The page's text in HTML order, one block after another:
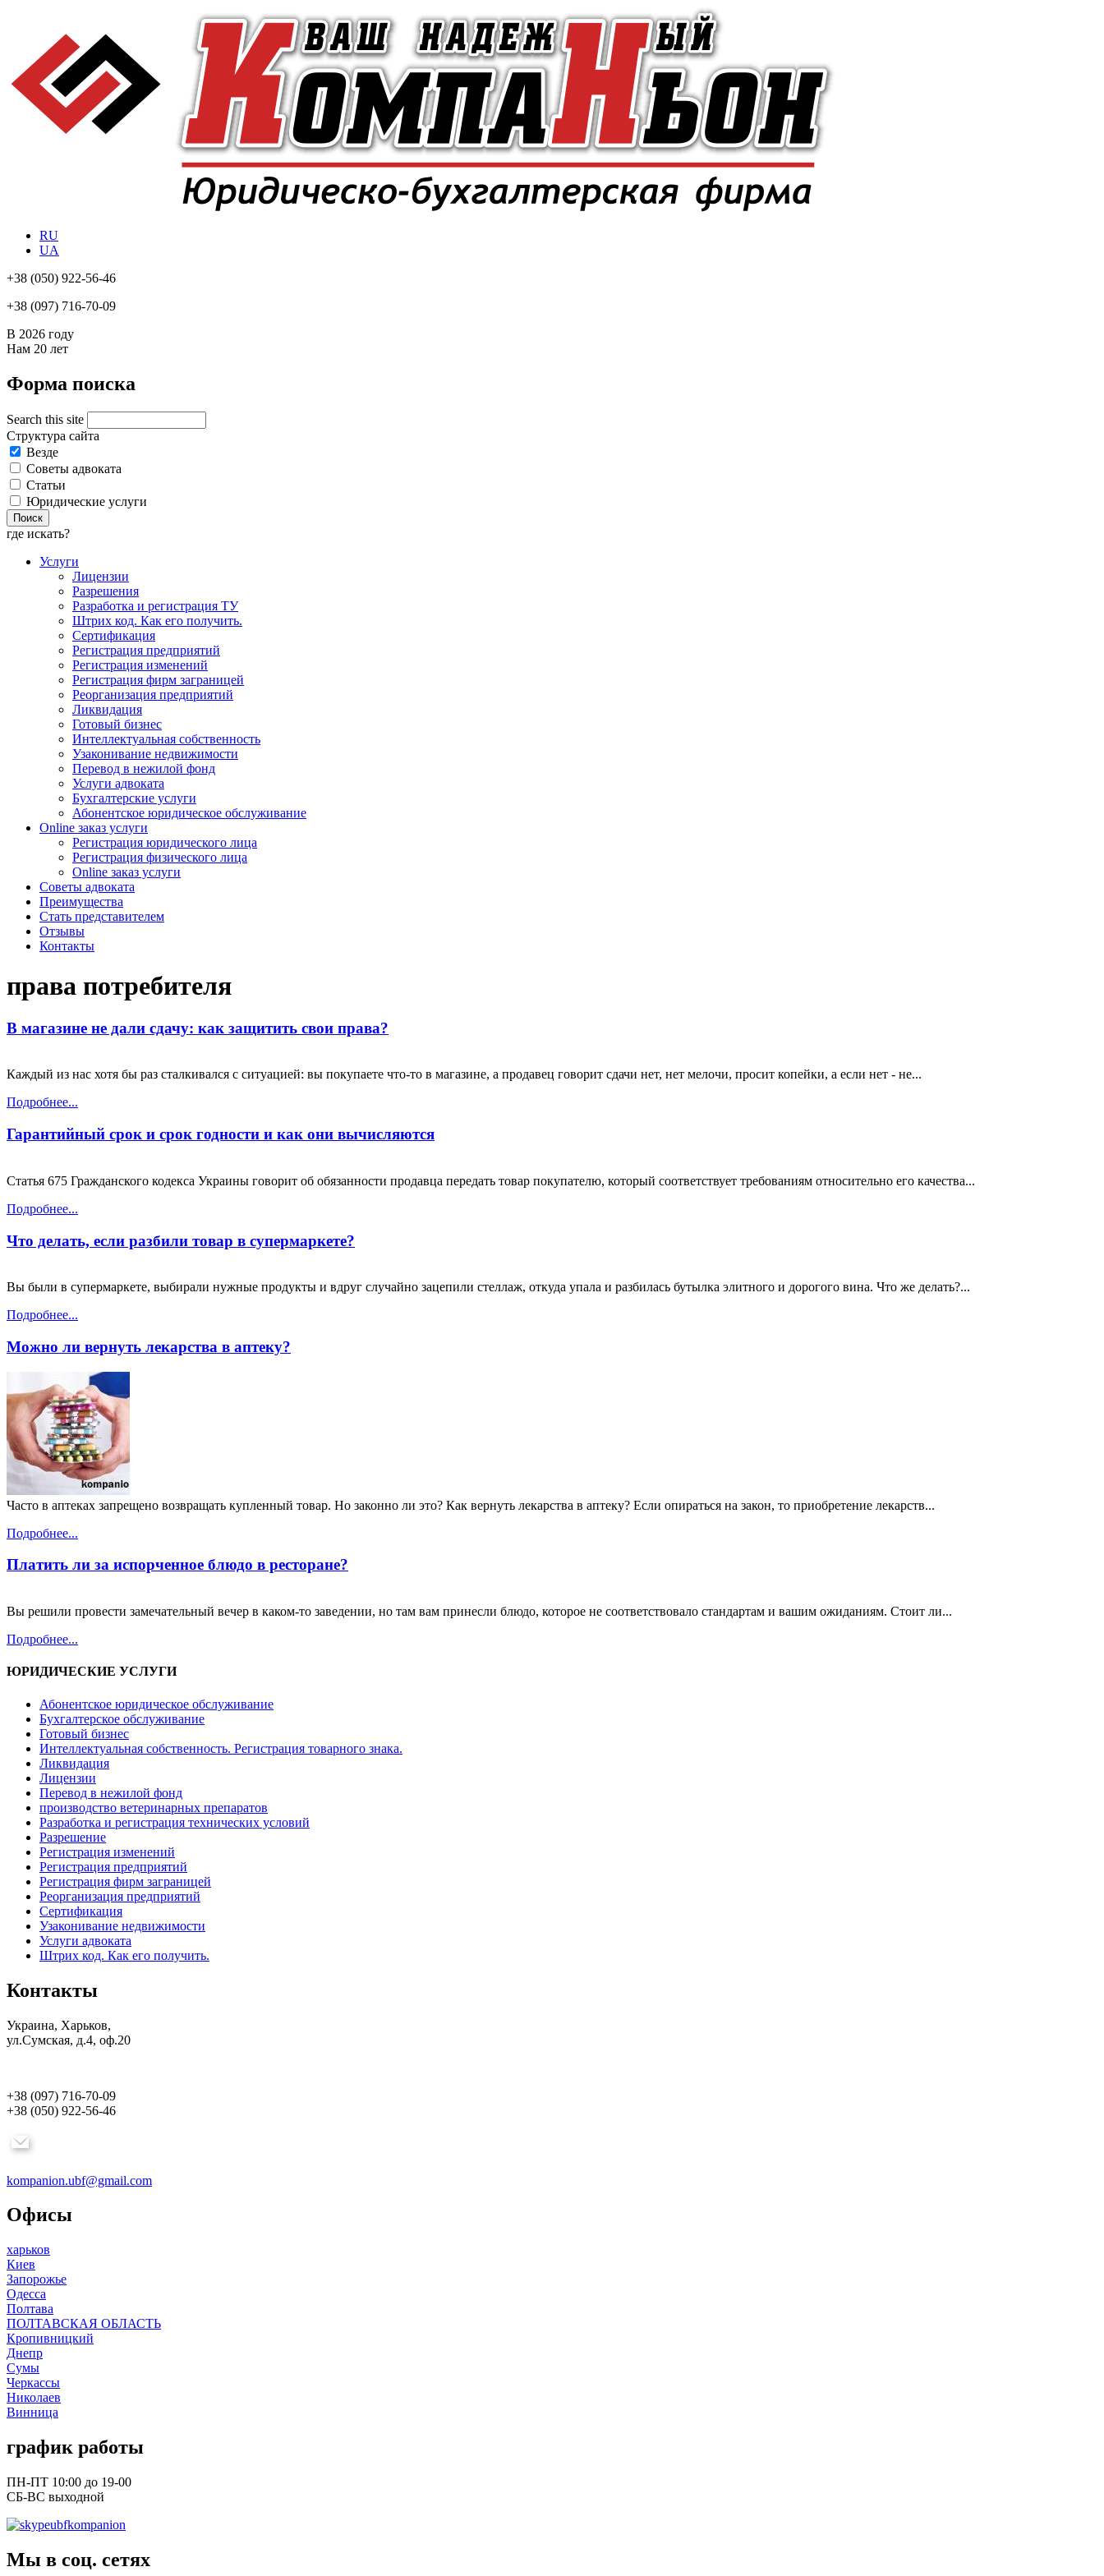
RU
UA
+38 (050) 922-56-46
+38 (097) 716-70-09
В 2026 году
Нам 20 лет
Форма поиска
Search this site
Структура сайта
Везде
Советы адвоката
Статьи
Юридические услуги
где искать?
Услуги
Лицензии
Разрешения
Разработка и регистрация ТУ
Штрих код. Как его получить.
Сертификация
Регистрация предприятий
Регистрация изменений
Регистрация фирм заграницей
Реорганизация предприятий
Ликвидация
Готовый бизнес
Интеллектуальная собственность
Узаконивание недвижимости
Перевод в нежилой фонд
Услуги адвоката
Бухгалтерские услуги
Абонентское юридическое обслуживание
Online заказ услуги
Регистрация юридического лица
Регистрация физического лица
Online заказ услуги
Советы адвоката
Преимущества
Стать представителем
Отзывы
Контакты
права потребителя
В магазине не дали сдачу: как защитить свои права?
Каждый из нас хотя бы раз сталкивался с ситуацией: вы покупаете что-то в магазине, а продавец говорит сдачи нет, нет мелочи, просит копейки, а если нет - не...
Подробнее...
Гарантийный срок и срок годности и как они вычисляются
Статья 675 Гражданского кодекса Украины говорит об обязанности продавца передать товар покупателю, который соответствует требованиям относительно его качества...
Подробнее...
Что делать, если разбили товар в супермаркете?
Вы были в супермаркете, выбирали нужные продукты и вдруг случайно зацепили стеллаж, откуда упала и разбилась бутылка элитного и дорогого вина. Что же делать?...
Подробнее...
Можно ли вернуть лекарства в аптеку?
Часто в аптеках запрещено возвращать купленный товар. Но законно ли это? Как вернуть лекарства в аптеку? Если опираться на закон, то приобретение лекарств...
Подробнее...
Платить ли за испорченное блюдо в ресторане?
Вы решили провести замечательный вечер в каком-то заведении, но там вам принесли блюдо, которое не соответствовало стандартам и вашим ожиданиям. Стоит ли...
Подробнее...
ЮРИДИЧЕСКИЕ УСЛУГИ
Абонентское юридическое обслуживание
Бухгалтерское обслуживание
Готовый бизнес
Интеллектуальная собственность. Регистрация товарного знака.
Ликвидация
Лицензии
Перевод в нежилой фонд
производство ветеринарных препаратов
Разработка и регистрация технических условий
Разрешение
Регистрация изменений
Регистрация предприятий
Регистрация фирм заграницей
Реорганизация предприятий
Сертификация
Узаконивание недвижимости
Услуги адвоката
Штрих код. Как его получить.
Контакты
Украина, Харьков,
ул.Сумская, д.4, оф.20
+38 (097) 716-70-09
+38 (050) 922-56-46
kompanion.ubf@gmail.com
Офисы
харьков
Киев
Запорожье
Одесса
Полтава
ПОЛТАВСКАЯ ОБЛАСТЬ
Кропивницкий
Днепр
Сумы
Черкассы
Николаев
Винница
график работы
ПН-ПТ 10:00 до 19-00
СБ-ВС выходной
ubfkompanion
Мы в соц. сетях